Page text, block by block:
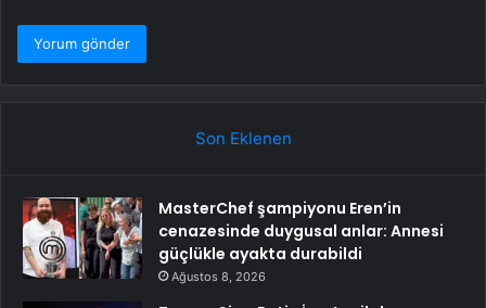
Son Eklenen
MasterChef şampiyonu Eren’in
cenazesinde duygusal anlar: Annesi
güçlükle ayakta durabildi
Ağustos 8, 2026